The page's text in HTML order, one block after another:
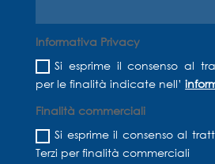
Informativa Privacy
Si esprime il consenso al
per le finalità indicate nell’
Finalità commerciali
Si esprime il consenso al
Terzi per finalità commerciali